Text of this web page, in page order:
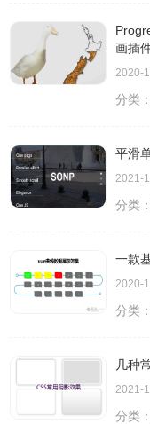
画插
2020-
分类：
平滑
2021-
分类：
一款
2020-
分类：
几种
2021-
分类：